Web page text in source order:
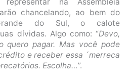
chancelando, ao bem do
do Sul, o calote
dívidas. Algo como: “Devo,
quero pagar. Mas você pode
e receber essa ´merreca
Escolha…”.